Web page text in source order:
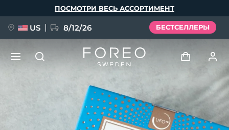
ПОСМОТРИ ВЕСЬ АССОРТИМЕНТ
US 8/12/26 БЕСТСЕЛЛЕРЫ
Войти
Профиль пользователя
BREAKING NEWS